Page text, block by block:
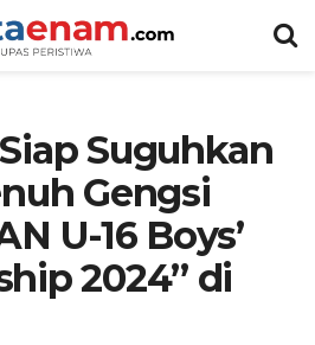
Suguhkan
Gengsi
U-16 Boys’
2024” di